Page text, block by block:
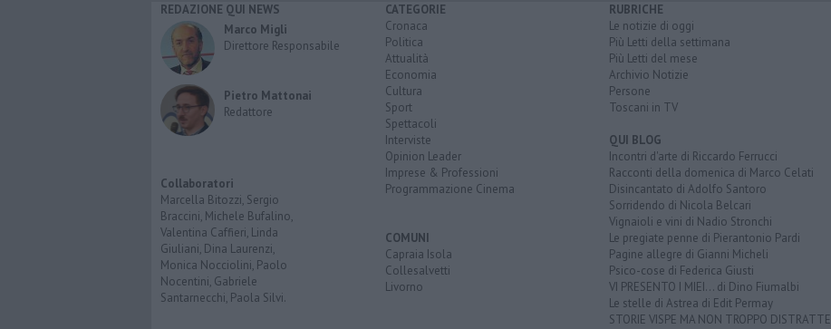
REDAZIONE QUI NEWS
Marco Migli
Direttore Responsabile
Pietro Mattonai
Redattore
Collaboratori
Marcella Bitozzi, Sergio
Braccini, Michele Bufalino,
Valentina Caffieri, Linda
Giuliani, Dina Laurenzi,
Monica Nocciolini, Paolo
Nocentini, Gabriele
Santarnecchi, Paola Silvi.
CATEGORIE
Cronaca
Politica
Attualità
Economia
Cultura
Sport
Spettacoli
Interviste
Opinion Leader
Imprese & Professioni
Programmazione Cinema
COMUNI
Capraia Isola
Collesalvetti
Livorno
RUBRICHE
Le notizie di oggi
Più Letti della settimana
Più Letti del mese
Archivio Notizie
Persone
Toscani in TV
QUI BLOG
Incontri d'arte di Riccardo Ferrucci
Racconti della domenica di Marco Celati
Disincantato di Adolfo Santoro
Sorridendo di Nicola Belcari
Vignaioli e vini di Nadio Stronchi
Le pregiate penne di Pierantonio Pardi
Pagine allegre di Gianni Micheli
Psico-cose di Federica Giusti
VI PRESENTO I MIEI... di Dino Fiumalbi
Le stelle di Astrea di Edit Permay
STORIE VISPE MA NON TROPPO DISTRATTE